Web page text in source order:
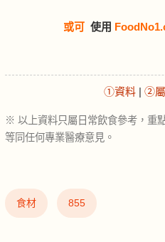
或可 使用
①資料 | ②
※ 以上資料只屬日常飲食參考，重
等同任何專業醫療意見。
食材 855